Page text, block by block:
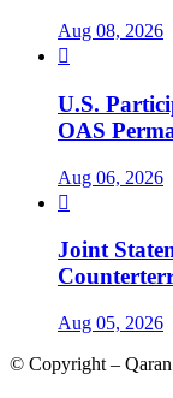
Aug 08, 2026

U.S.
OAS
Aug 06, 2026

Joint
Aug 05, 2026
© Copyright –